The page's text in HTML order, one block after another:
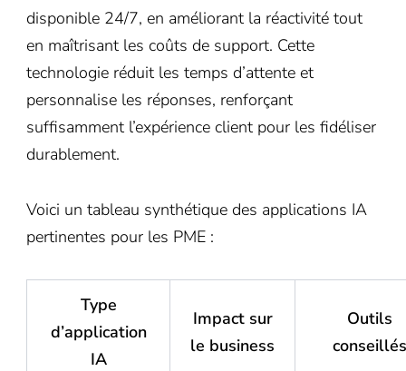
disponible 24/7, en améliorant la réactivité tout
en maîtrisant les coûts de support. Cette
technologie réduit les temps d’attente et
personnalise les réponses, renforçant
suffisamment l’expérience client pour les fidéliser
durablement.
Voici un tableau synthétique des applications IA
pertinentes pour les PME :
Type
d’application
IA
Impact sur
le business
Outils
conseillés